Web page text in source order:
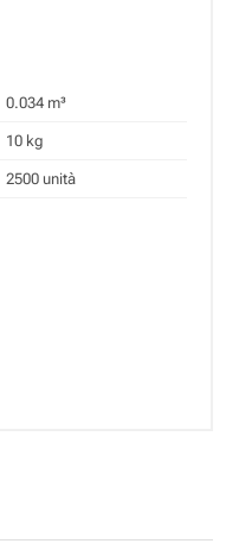
0.034 m³
10 kg
2500 unità